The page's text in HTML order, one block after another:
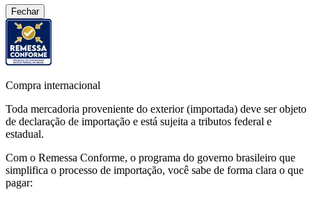
Fechar
Compra internacional
Toda mercadoria proveniente do exterior (importada) deve ser objeto
de declaração de importação e está sujeita a tributos federal e
estadual.
Com o Remessa Conforme, o programa do governo brasileiro que
simplifica o processo de importação, você sabe de forma clara o que
pagar: